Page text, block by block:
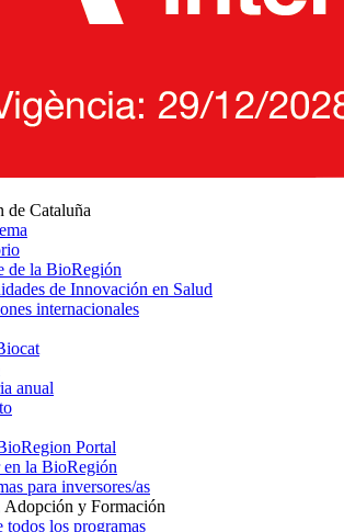
de Cataluña
de la BioRegión
de Innovación en Salud
internacionales
anual
Portal
la BioRegión
para inversores/as
Adopción y Formación
todos los programas